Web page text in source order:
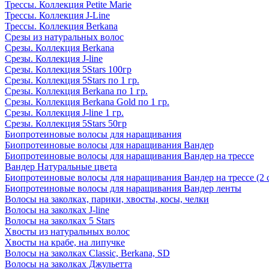
Трессы. Коллекция Petite Marie
Трессы. Коллекция J-Line
Трессы. Коллекция Berkana
Срезы из натуральных волос
Срезы. Коллекция Berkana
Срезы. Коллекция J-line
Срезы. Коллекция 5Stars 100гр
Срезы. Коллекция 5Stars по 1 гр.
Срезы. Коллекция Berkana по 1 гр.
Срезы. Коллекция Berkana Gold по 1 гр.
Срезы. Коллекция J-line 1 гр.
Срезы. Коллекция 5Stars 50гр
Биопротеиновые волосы для наращивания
Биопротеиновые волосы для наращивания Вандер
Биопротеиновые волосы для наращивания Вандер на трессе
Вандер Натуральные цвета
Биопротеиновые волосы для наращивания Вандер на трессе (2
Биопротеиновые волосы для наращивания Вандер ленты
Волосы на заколках, парики, хвосты, косы, челки
Волосы на заколках J-line
Волосы на заколках 5 Stars
Хвосты из натуральных волос
Хвосты на крабе, на липучке
Волосы на заколках Classic, Berkana, SD
Волосы на заколках Джульетта